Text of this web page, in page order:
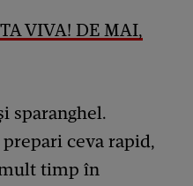
VIVA! DE MAI,
sparanghel.
ceva rapid,
timp în